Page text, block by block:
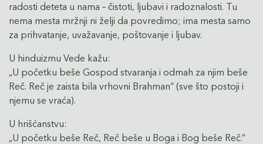
radosti deteta u nama – čistoti, ljubavi i radoznalosti. Tu
nema mesta mržnji ni želji da povredimo; ima mesta samo
za prihvatanje, uvažavanje, poštovanje i ljubav.
U hinduizmu Vede kažu:
„U početku beše Gospod stvaranja i odmah za njim beše
Reč. Reč je zaista bila vrhovni Brahman“ (sve što postoji i
njemu se vraća).
U hrišćanstvu:
„U početku beše Reč, Reč beše u Boga i Bog beše Reč.“